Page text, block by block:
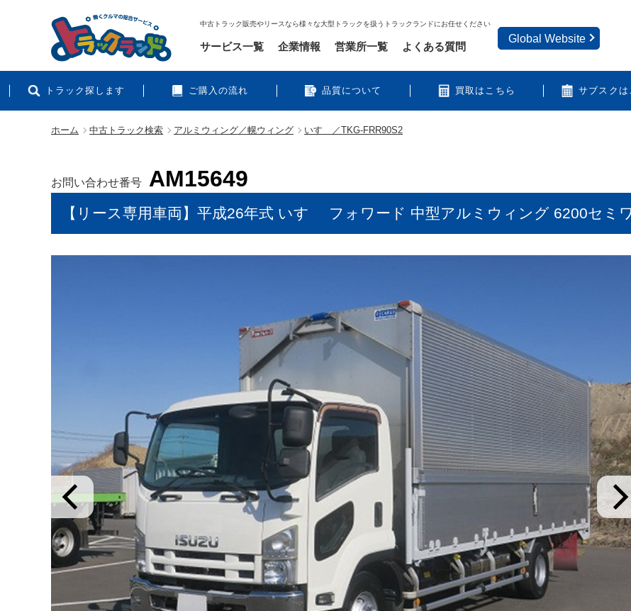
中古トラック販売やリースなら様々な大型トラックを扱うトラックランドにお任せください
トラック探します ご購入の流れ 品質について 買取はこちら サブスクは
サービス一覧 企業情報 営業所一覧 よくある質問
Global Website
ホーム 中古トラック検索 アルミウィング／幌ウィング いすゞ／TKG-FRR90S2
お問い合わせ番号 AM15649
【リース専用車両】平成26年式 いすゞ フォワード 中型アルミウィング 6200セミ